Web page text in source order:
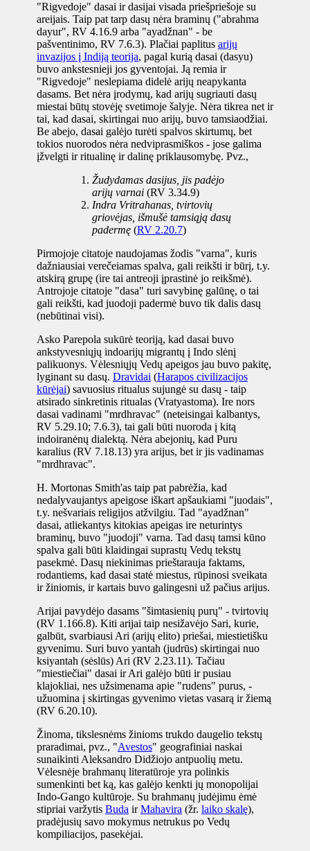
"Rigvedoje" dasai ir dasijai visada priešpriešoje su
areijais. Taip pat tarp dasų nėra braminų ("abrahma
dayur", RV 4.16.9 arba "ayadžnan" - be
pašventinimo, RV 7.6.3). Plačiai paplitus arijų
invazijos į Indiją teorija, pagal kurią dasai (dasyu)
buvo ankstesnieji jos gyventojai. Ją remia ir
"Rigvedoje" neslepiama didelė arijų neapykanta
dasams. Bet nėra įrodymų, kad arijų sugriauti dasų
miestai būtų stovėję svetimoje šalyje. Nėra tikrea net ir
tai, kad dasai, skirtingai nuo arijų, buvo tamsiaodžiai.
Be abejo, dasai galėjo turėti spalvos skirtumų, bet
tokios nuorodos nėra nedviprasmiškos - jose galima
įžvelgti ir ritualinę ir dalinę priklausomybę. Pvz.,
Žudydamas dasijus, jis padėjo
arijų varnai (RV 3.34.9)
Indra Vritrahanas, tvirtovių
griovėjas, išmušė tamsiąją dasų
padermę (RV 2.20.7)
Pirmojoje citatoje naudojamas žodis "varna", kuris
dažniausiai verečeiamas spalva, gali reikšti ir būrį, t.y.
atskirą grupę (ire tai antreoji įprastinė jo reikšmė).
Antrojoje citatoje "dasa" turi savybinę galūnę, o tai
gali reikšti, kad juodoji padermė buvo tik dalis dasų
(nebūtinai visi).
Asko Parepola sukūrė teoriją, kad dasai buvo
ankstyvesniųjų indoarijų migrantų į Indo slėnį
palikuonys. Vėlesniųjų Vedų apeigos jau buvo pakitę,
lyginant su dasų. Dravidai (Harapos civilizacijos
kūrėjai) savuosius ritualus sujungė su dasų - taip
atsirado sinkretinis ritualas (Vratyastoma). Ire nors
dasai vadinami "mrdhravac" (neteisingai kalbantys,
RV 5.29.10; 7.6.3), tai gali būti nuoroda į kitą
indoiranėnų dialektą. Nėra abejonių, kad Puru
karalius (RV 7.18.13) yra arijus, bet ir jis vadinamas
"mrdhravac".
H. Mortonas Smith'as taip pat pabrėžia, kad
nedalyvaujantys apeigose iškart apšaukiami "juodais",
t.y. nešvariais religijos atžvilgiu. Tad "ayadžnan"
dasai, atliekantys kitokias apeigas ire neturintys
braminų, buvo "juodoji" varna. Tad dasų tamsi kūno
spalva gali būti klaidingai suprastų Vedų tekstų
pasekmė. Dasų niekinimas prieštarauja faktams,
rodantiems, kad dasai statė miestus, rūpinosi sveikata
ir žiniomis, ir kartais buvo galingesni už pačius arijus.
Arijai pavydėjo dasams "šimtasienių purų" - tvirtovių
(RV 1.166.8). Kiti arijai taip nesižavėjo Sari, kurie,
galbūt, svarbiausi Ari (arijų elito) priešai, miestietišku
gyvenimu. Suri buvo yantah (judrūs) skirtingai nuo
ksiyantah (sėslūs) Ari (RV 2.23.11). Tačiau
"miestiečiai" dasai ir Ari galėjo būti ir pusiau
klajokliai, nes užsimenama apie "rudens" purus, -
užuomina į skirtingas gyvenimo vietas vasarą ir žiemą
(RV 6.20.10).
Žinoma, tikslesnėms žinioms trukdo daugelio tekstų
praradimai, pvz., "Avestos" geografiniai naskai
sunaikinti Aleksandro Didžiojo antpuolių metu.
Vėlesnėje brahmanų literatūroje yra polinkis
sumenkinti bet ką, kas galėjo kenkti jų monopolijai
Indo-Gango kultūroje. Su brahmanų judėjimu ėmė
stipriai varžytis Buda irMahavira (žr. laiko skalę),
pradėjusių savo mokymus netrukus po Vedų
kompiliacijos, pasekėjai.